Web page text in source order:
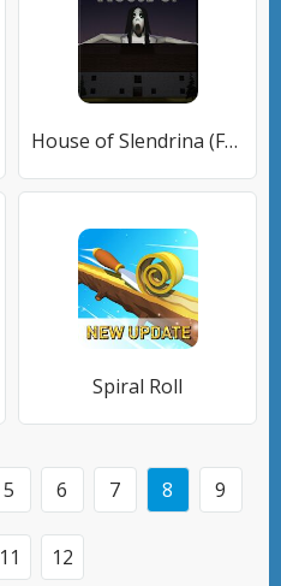
House of Slendrina (Free)
Spiral Roll
5 6 7 8 9
11 12